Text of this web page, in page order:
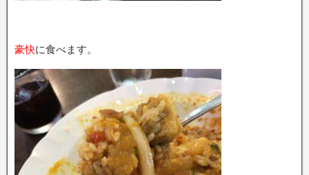
豪快に食べます。